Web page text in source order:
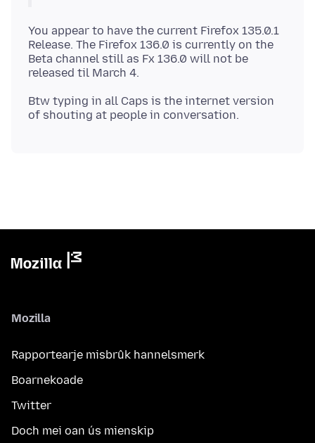
You appear to have the current Firefox 135.0.1
Release. The Firefox 136.0 is currently on the
Beta channel still as Fx 136.0 will not be
Btw typing in all Caps is the internet version
Mozilla
Rapportearje misbrûk hannelsmerk
Boarnekoade
Twitter
Doch mei oan ús mienskip